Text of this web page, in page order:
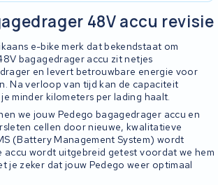
48V accu revisie
e-bike merk dat bekendstaat om
bagagedrager accu zit netjes
en levert betrouwbare energie voor
Na verloop van tijd kan de capaciteit
minder kilometers per lading haalt.
we jouw Pedego bagagedrager accu en
cellen door nieuwe, kwalitatieve
(Battery Management System) wordt
accu wordt uitgebreid getest voordat we hem
je zeker dat jouw Pedego weer optimaal